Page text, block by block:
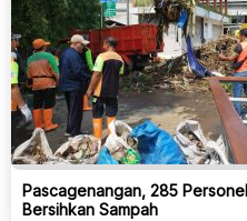
Pascagenangan, 285
Bersihkan Sampah